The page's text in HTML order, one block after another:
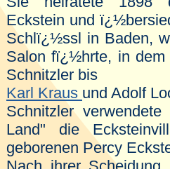
Eckstein und
Schlï¿½ssl in Baden,
Salon fï¿½hrte, in dem
Schnitzler bis
Karl Kraus und Adolf
Schnitzler
Land" die
geborenen Percy